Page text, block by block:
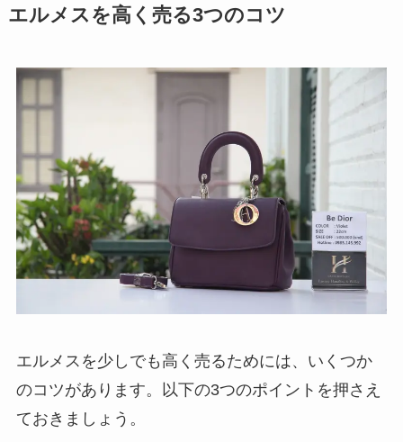
エルメスを高く売る3つのコツ
エルメスを少しでも高く売るためには、いくつか
のコツがあります。以下の3つのポイントを押さえ
ておきましょう。